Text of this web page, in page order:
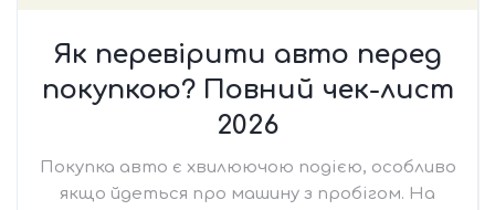
Як перевірити авто перед
покупкою? Повний чек-лист
2026
Покупка авто є хвилюючою подією, особливо
якщо йдеться про машину з пробігом. На